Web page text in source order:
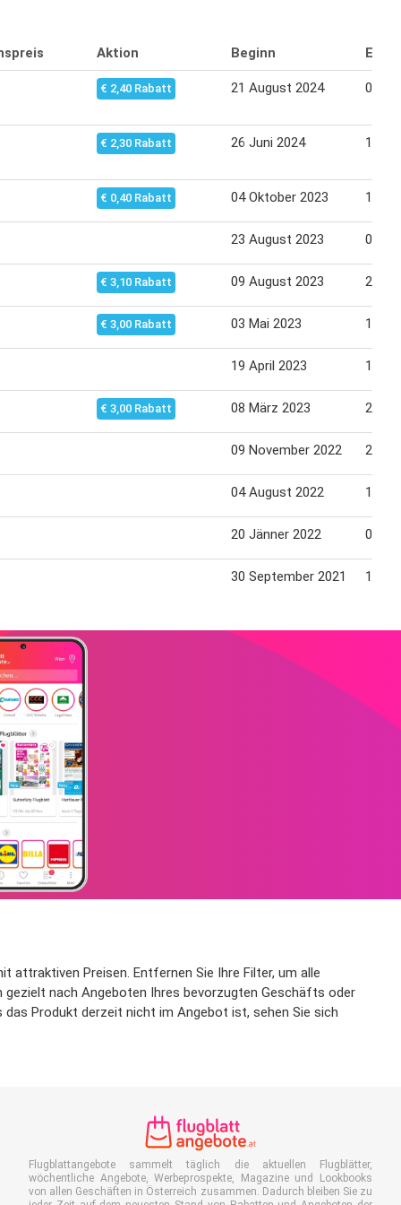
Aktion Beginn
€ 2,40 Rabatt 21 August 2024 04
€ 2,30 Rabatt 26 Juni 2024 10
€ 0,40 Rabatt 04 Oktober 2023 18
23 August 2023 06
€ 3,10 Rabatt 09 August 2023 23
€ 3,00 Rabatt 03 Mai 2023 17
19 April 2023 17
€ 3,00 Rabatt 08 März 2023 22
09 November 2022 23
04 August 2022 17
20 Jänner 2022 02
30 September 2021 13
attraktiven Preisen. Entfernen Sie Ihre Filter, um alle
gezielt nach Angeboten Ihres bevorzugten Geschäfts oder
Produkt derzeit nicht im Angebot ist, sehen Sie sich
Flugblattangebote sammelt täglich die aktuellen Flugblätter,
wöchentliche Angebote, Werbeprospekte, Magazine und Lookbooks
von allen Geschäften in Österreich zusammen. Dadurch bleiben Sie zu